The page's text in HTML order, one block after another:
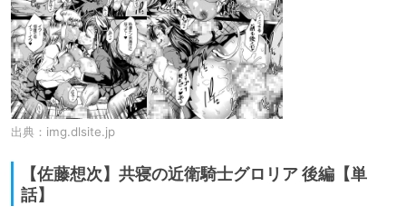
出典： img.dlsite.jp
【佐藤想次】共寝の近衛騎士グロリア 後編【単
話】